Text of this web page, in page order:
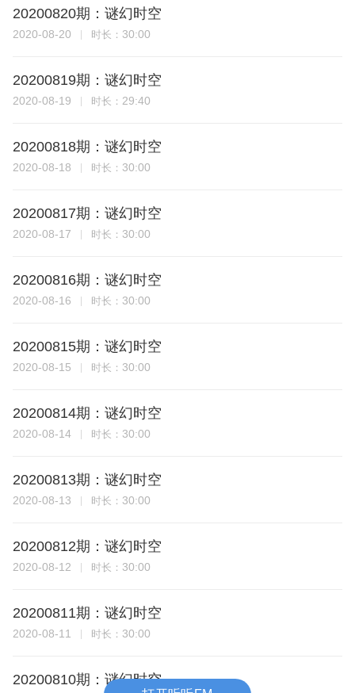
20200820期：谜幻时空
2020-08-20 时长： 30:00
20200819期：谜幻时空
2020-08-19 时长： 29:40
20200818期：谜幻时空
2020-08-18 时长： 30:00
20200817期：谜幻时空
2020-08-17 时长： 30:00
20200816期：谜幻时空
2020-08-16 时长： 30:00
20200815期：谜幻时空
2020-08-15 时长： 30:00
20200814期：谜幻时空
2020-08-14 时长： 30:00
20200813期：谜幻时空
2020-08-13 时长： 30:00
20200812期：谜幻时空
2020-08-12 时长： 30:00
20200811期：谜幻时空
2020-08-11 时长： 30:00
20200810期：谜幻时空